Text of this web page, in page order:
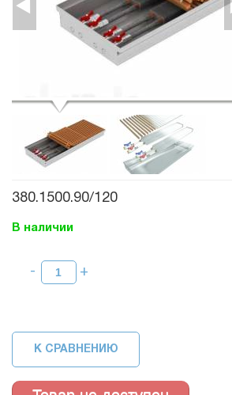
380.1500.90/120
К СРАВНЕНИЮ
В наличии